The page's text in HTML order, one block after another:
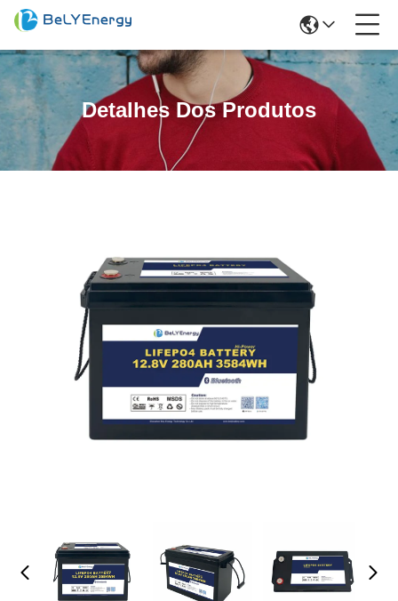
Detalhes Dos Produtos